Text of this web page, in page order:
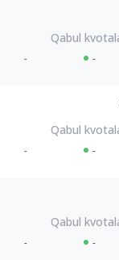
- -
- -
- -